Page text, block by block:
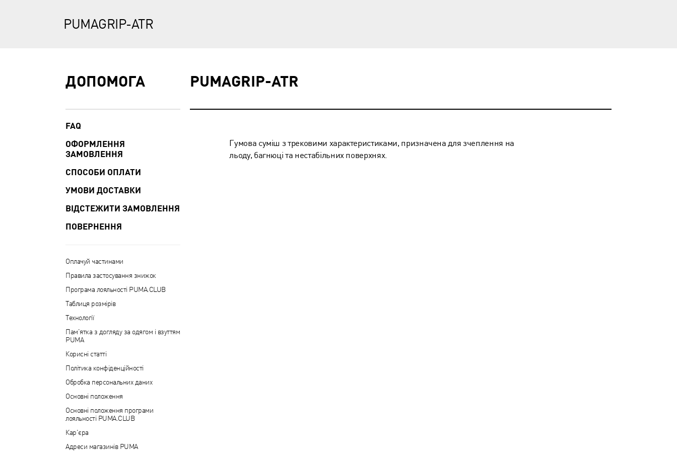
PUMAGRIP-ATR
PUMAGRIP-ATR
Гумова суміш з трековими характеристиками, призначена для зчеплення на
льоду, багнюці та нестабільних поверхнях.
ДОПОМОГА
FAQ
ОФОРМЛЕННЯ
ЗАМОВЛЕННЯ
СПОСОБИ ОПЛАТИ
УМОВИ ДОСТАВКИ
ВІДСТЕЖИТИ ЗАМОВЛЕННЯ
ПОВЕРНЕННЯ
Оплачуй частинами
Правила застосування знижок
Програма лояльності PUMA.CLUB
Таблиця розмірів
Технології
Пам'ятка з догляду за одягом і взуттям
PUMA
Корисні статті
Політика конфіденційності
Обробка персональних даних
Основні положення
Основні положення програми
лояльності PUMA.CLUB
Кар'єра
Адреси магазинів PUMA